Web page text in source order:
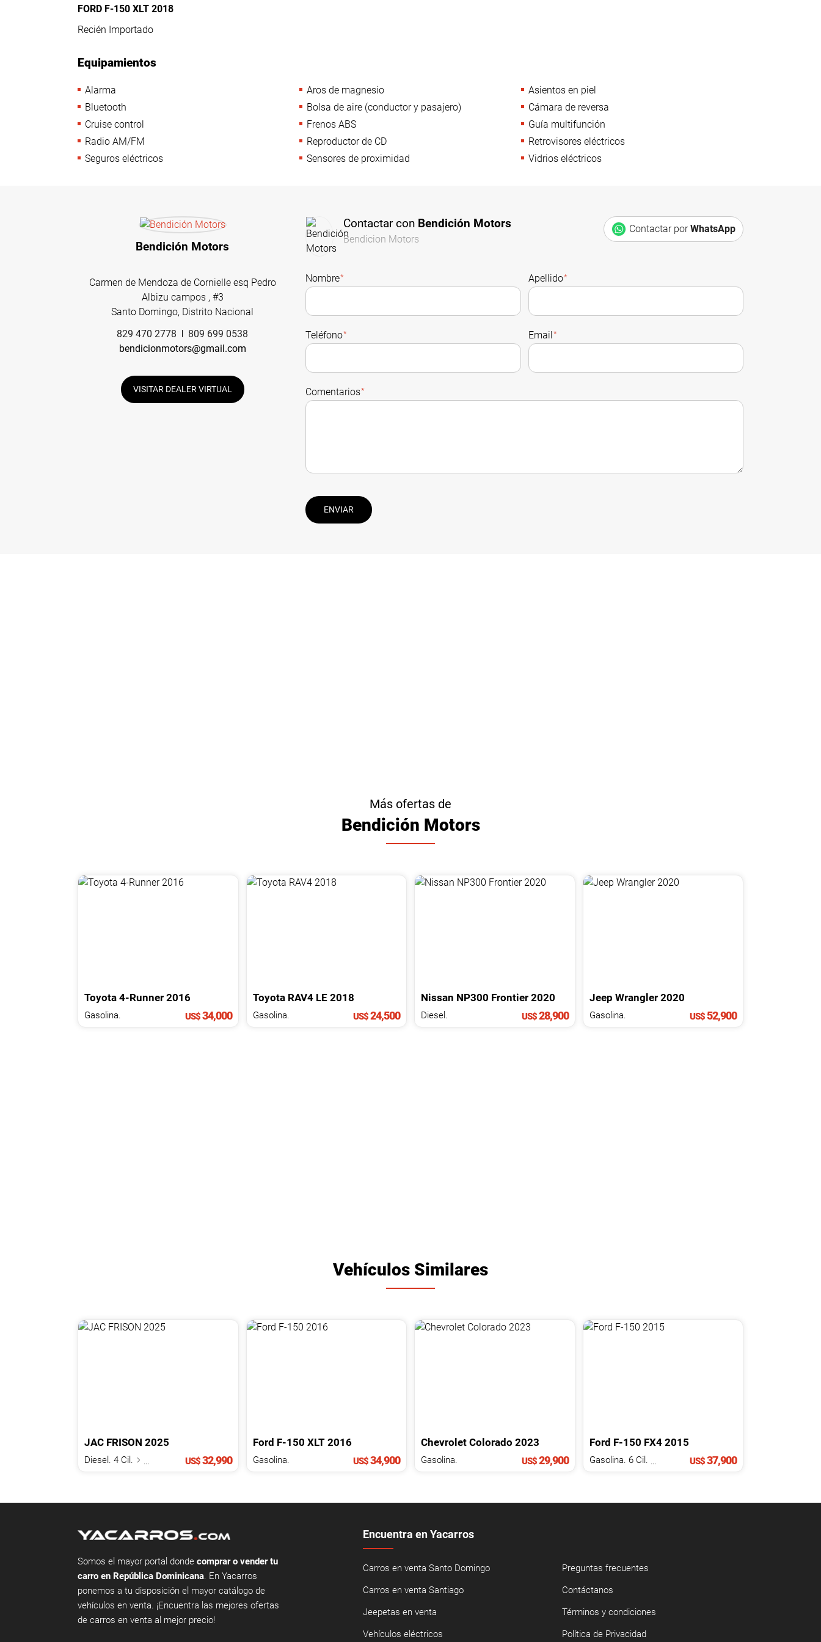
FORD F-150 XLT 2018
Recién Importado
Equipamientos
Alarma Aros de magnesio
Asientos en piel
Bluetooth
Bolsa de aire (conductor y pasajero)
Cámara de reversa
Cruise control
Frenos ABS
Guía multifunción
Radio AM/FM
Reproductor de CD
Retrovisores eléctricos
Seguros eléctricos
Sensores de proximidad Vidrios eléctricos
Bendición Motors
Carmen de Mendoza de Cornielle esq Pedro
Albizu campos , #3
Santo Domingo, Distrito Nacional
829 470 2778
809 699 0538
bendicionmotors@gmail.com
VISITAR DEALER VIRTUAL
Contactar con Bendición Motors
Bendicion Motors
Contactar porWhatsApp
Nombre* Apellido*
Teléfono* Email*
Comentarios*
ENVIAR
Más ofertas de
Bendición Motors
Toyota 4-Runner 2016
Gasolina. US$34,000
Toyota RAV4 LE 2018
Gasolina. US$24,500
Nissan NP300 Frontier 2020
Diesel. US$28,900
Jeep Wrangler 2020
Gasolina. US$52,900
Vehículos Similares
JAC FRISON 2025
Diesel. 4 Cil. US$32,990
Ford F-150 XLT 2016
Gasolina. US$34,900
Chevrolet Colorado 2023
Gasolina. US$29,900
Ford F-150 FX4 2015
US$37,900
Somos el mayor portal donde comprar o vender tu
carro en República Dominicana. En Yacarros
ponemos a tu disposición el mayor catálogo de
vehículos en venta. ¡Encuentra las mejores ofertas
de carros en venta al mejor precio!
Encuentra en Yacarros
Carros en venta Santo Domingo
Carros en venta Santiago
Jeepetas en venta
Vehículos eléctricos
Preguntas frecuentes
Contáctanos
Términos y condiciones
Política de Privacidad